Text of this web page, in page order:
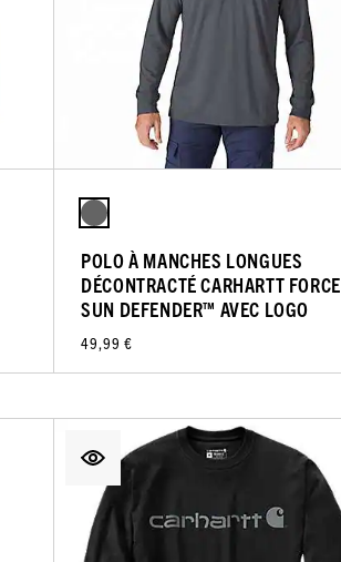
POLO À MANCHES LONGUES
DÉCONTRACTÉ CARHARTT FORCE
SUN DEFENDER™ AVEC LOGO
49,99 €